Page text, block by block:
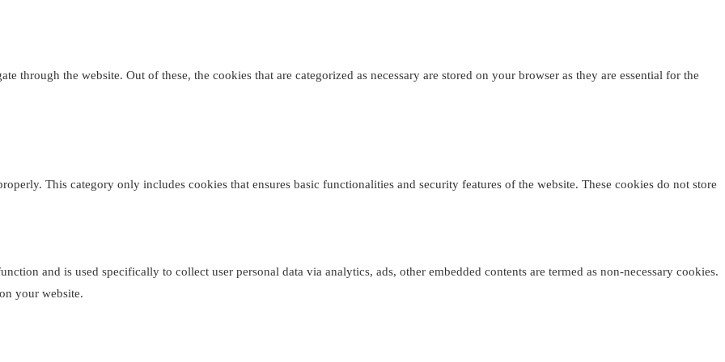
through the website. Out of these, the cookies that are categorized as necessary are stored on your browser as they are essential for the
This category only includes cookies that ensures basic functionalities and security features of the website. These cookies do not store
and is used specifically to collect user personal data via analytics, ads, other embedded contents are termed as non-necessary cookies.
your website.